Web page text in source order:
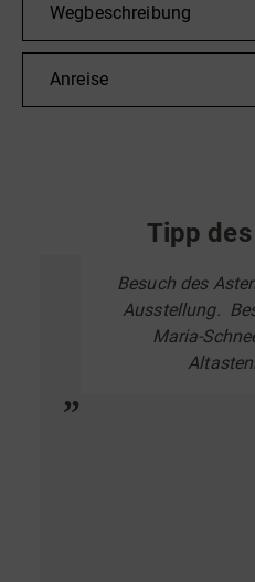
Wegbeschreibung
Anreise
Tipp
Besuch des
Ausstellung.
Maria-